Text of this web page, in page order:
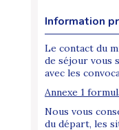
Information
Le contact du
de séjour vous
avec les
Annexe 1
Nous vous
du départ, les